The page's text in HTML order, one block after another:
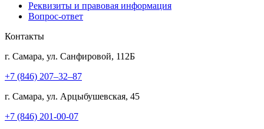
Реквизиты и правовая информация
Вопрос-ответ
Контакты
г. Самара, ул. Санфировой, 112Б
+7 (846) 207‒32‒87
г. Самара, ул. Арцыбушевская, 45
+7 (846) 201-00-07